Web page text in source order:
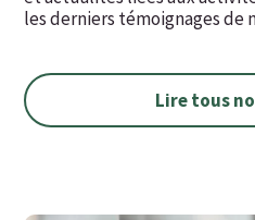
les derniers témoignages de
Lire tous